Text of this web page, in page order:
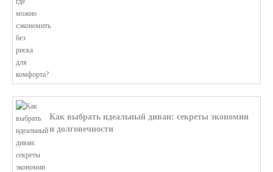
Как выбрать идеальный диван: секреты экономии
и долговечности